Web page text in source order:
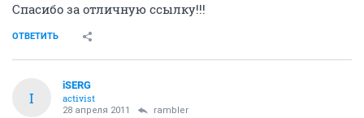
Спасибо за отличную ссылку!!!
ОТВЕТИТЬ
I
iSERG
activist
28 апреля 2011 rambler